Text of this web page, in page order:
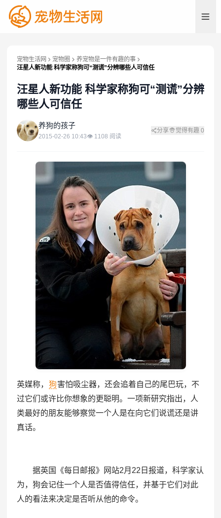
宠物生活网 宠物圈
养宠物是一件有趣的事
汪星人新功能 科学家称狗可“测谎”分辨哪些人可信任
汪星人新功能 科学家称狗可“测谎”分辨
哪些人可信任
养 养狗的孩子
2015-02-26 10:43👁 1108 阅读
分享 觉得有趣 0
英媒称， 狗害怕吸尘器，还会追着自己的尾巴玩，不
过它们或许比你想象的更聪明。一项新研究指出，人
类最好的朋友能够察觉一个人是在向它们说谎还是讲
真话。
据英国《每日邮报》网站2月22日报道，科学家认
为，狗会记住一个人是否值得信任，并基于它们对此
人的看法来决定是否听从他的命令。